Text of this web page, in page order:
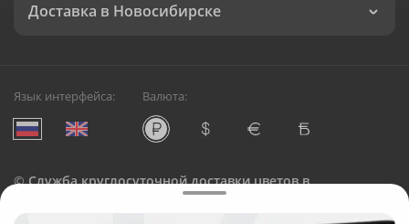
Доставка в Новосибирске
Язык интерфейса: Валюта:
©Служба круглосуточной доставки цветов в
Русский Букет, 2026